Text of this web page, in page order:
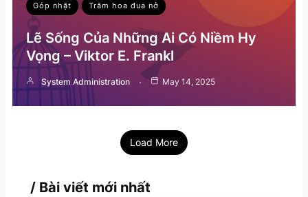
Góp nhặt Trăm hoa đua nở
Lẽ Sống Của Những Ai Có Niềm Hy
Vọng – Viktor E. Frankl
System Administration May 14, 2025
Load More
/ Bài viết mới nhất